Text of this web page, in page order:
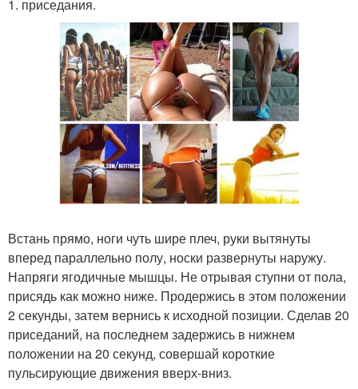
1. приседания.
Встань прямо, ноги чуть шире плеч, руки вытянуты
вперед параллельно полу, носки развернуты наружу.
Напряги ягодичные мышцы. Не отрывая ступни от пола,
присядь как можно ниже. Продержись в этом положении
2 секунды, затем вернись к исходной позиции. Сделав 20
приседаний, на последнем задержись в нижнем
положении на 20 секунд, совершай короткие
пульсирующие движения вверх-вниз.